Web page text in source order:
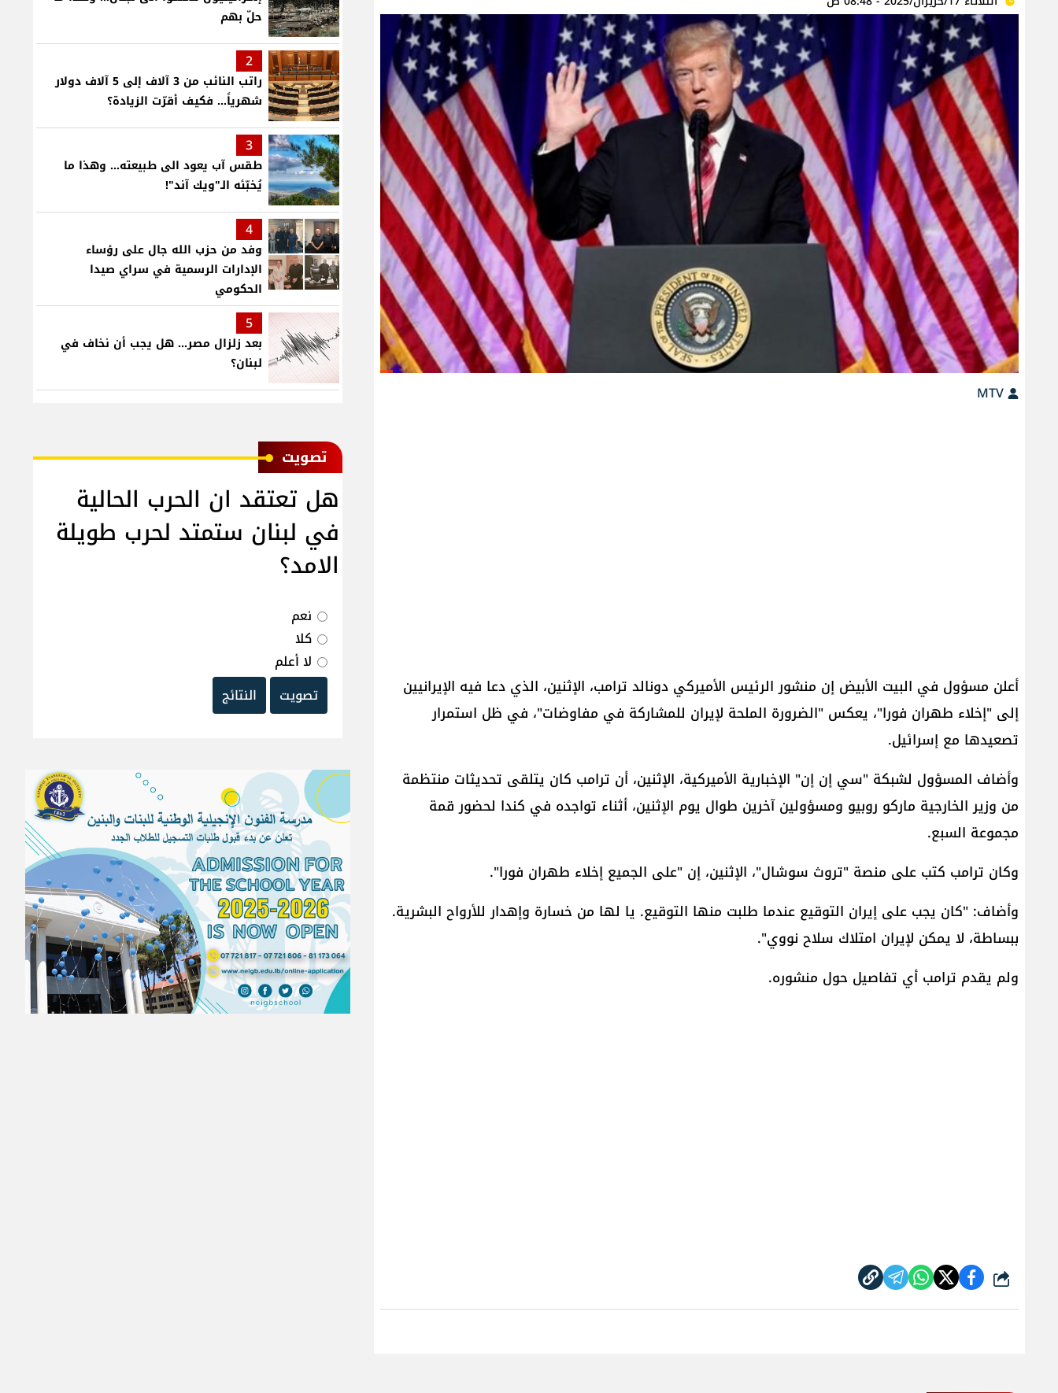
أعلن مسؤول في البيت الأبيض إن منشور الرئيس الأميركي دونالد ترامب، الإثنين، الذي دعا فيه الإيرانيين
إلى "إخلاء طهران فورا"، يعكس "الضرورة الملحة لإيران للمشاركة في مفاوضات"، في ظل استمرار
تصعيدها مع إسرائيل.
وأضاف المسؤول لشبكة "سي إن إن" الإخبارية الأميركية، الإثنين، أن ترامب كان يتلقى تحديثات منتظمة
من وزير الخارجية ماركو روبيو ومسؤولين آخرين طوال يوم الإثنين، أثناء تواجده في كندا لحضور قمة
مجموعة السبع.
وكان ترامب كتب على منصة "تروث سوشال"، الإثنين، إن "على الجميع إخلاء طهران فورا".
وأضاف: "كان يجب على إيران التوقيع عندما طلبت منها التوقيع. يا لها من خسارة وإهدار للأرواح البشرية.
ببساطة، لا يمكن لإيران امتلاك سلاح نووي".
ولم يقدم ترامب أي تفاصيل حول منشوره.
شارك
حلّ بهم
2
راتب النائب من 3 آلاف إلى 5 آلاف دولار
شهرياً... فكيف أقرّت الزيادة؟
3
طقس آب يعود الى طبيعته... وهذا ما
يُخبّئه الـ"ويك آند"!
4
وفد من حزب الله جال على رؤساء
الإدارات الرسمية في سراي صيدا
الحكومي
5
بعد زلزال مصر... هل يجب أن نخاف في
لبنان؟
ﺗﺼﻮﻳﺖ
هل تعتقد ان الحرب الحالية
في لبنان ستمتد لحرب طويلة
الامد؟
نعم
كلا
لا أعلم
تصويت
النتائج